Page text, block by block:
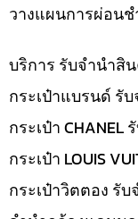
วางแผนการผ่อน
บริการ รับจำนำสิ
กระเป๋าแบรนด์ รั
กระเป๋า
กระเป๋า LOUIS
กระเป๋าวิตตอง รั